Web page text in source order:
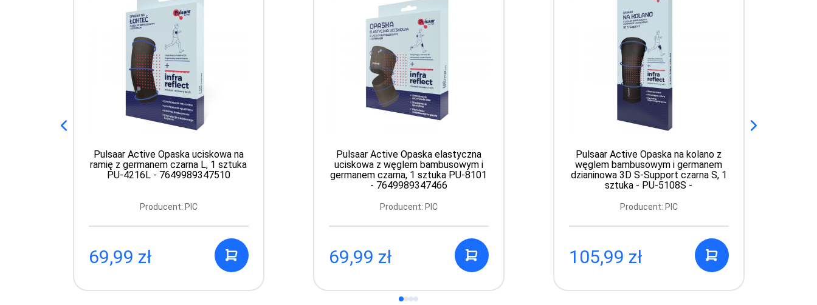
Pulsaar Active Opaska uciskowa na
ramię z germanem czarna L, 1 sztuka
PU-4216L - 7649989347510
Producent: PIC
69,99 zł
Pulsaar Active Opaska elastyczna
uciskowa z węglem bambusowym i
germanem czarna, 1 sztuka PU-8101
- 7649989347466
Producent: PIC
69,99 zł
Pulsaar Active Opaska na kolano z
węglem bambusowym i germanem
dzianinowa 3D S-Support czarna S, 1
sztuka - PU-5108S -
Producent: PIC
105,99 zł